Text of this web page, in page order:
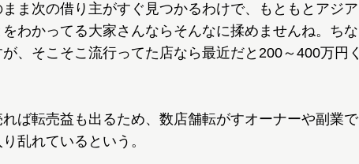
ま次の借り主がすぐ見つかるわけで、もともとアジア
わかってる大家さんならそんなに揉めませんね。ちな
、そこそこ流行ってた店なら最近だと200～400万円く
ば転売益も出るため、数店舗転がすオーナーや副業で
乱れているという。